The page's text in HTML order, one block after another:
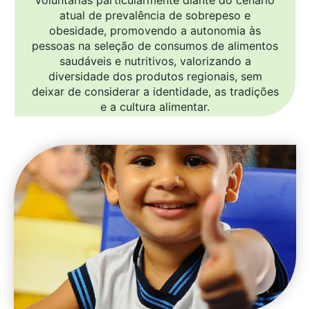
atual de prevalência de sobrepeso e
obesidade, promovendo a autonomia às
pessoas na seleção de consumos de alimentos
saudáveis e nutritivos, valorizando a
diversidade dos produtos regionais, sem
deixar de considerar a identidade, as tradições
e a cultura alimentar.